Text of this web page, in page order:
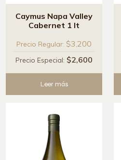
Caymus Napa Valley
Cabernet 1 lt
Precio Regular: $3,200
Precio Especial: $2,600
Leer más